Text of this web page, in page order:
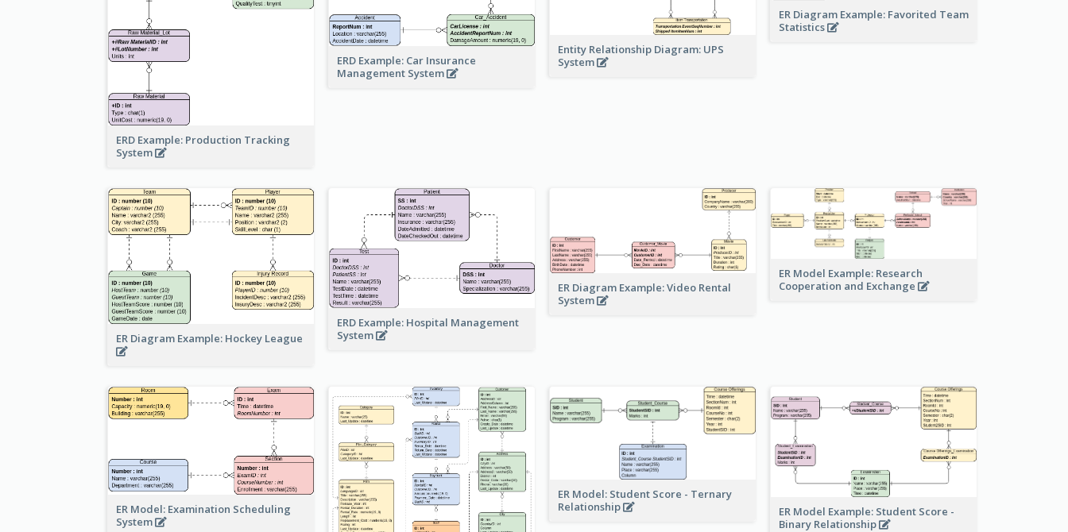
ERD Example: Production Tracking
System
ERD Example: Car Insurance
Management System
Entity Relationship Diagram: UPS
System
ER Diagram Example: Favorited Team
Statistics
ER Diagram Example: Hockey League
ERD Example: Hospital Management
System
ER Diagram Example: Video Rental
System
ER Model Example: Research
Cooperation and Exchange
ER Model: Examination Scheduling
System
ER Model: Student Score - Ternary
Relationship
ER Model Example: Student Score -
Binary Relationship